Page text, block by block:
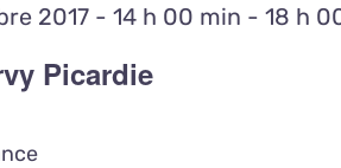
Picardie
2017 - 14 h 00 min -18 h